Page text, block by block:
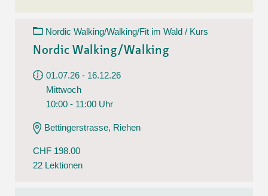
Nordic Walking/Walking/Fit im Wald / Kurs
Nordic Walking/Walking
01.07.26 - 16.12.26
Mittwoch
10:00 - 11:00 Uhr
Bettingerstrasse, Riehen
CHF 198.00
22 Lektionen